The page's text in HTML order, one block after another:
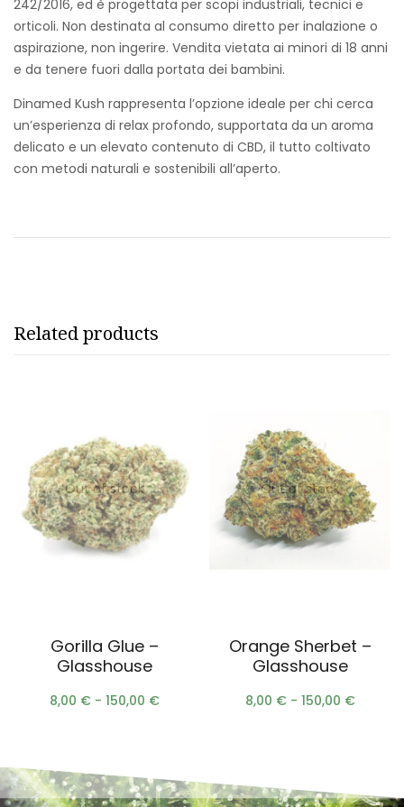
242/2016, ed è progettata per scopi industriali, tecnici e
orticoli. Non destinata al consumo diretto per inalazione o
aspirazione, non ingerire. Vendita vietata ai minori di 18 anni
e da tenere fuori dalla portata dei bambini.
Dinamed Kush rappresenta l’opzione ideale per chi cerca
un’esperienza di relax profondo, supportata da un aroma
delicato e un elevato contenuto di CBD, il tutto coltivato
con metodi naturali e sostenibili all’aperto.
Related products
Out of stock
Gorilla Glue –
Glasshouse
8,00 € - 150,00 €
Out of stock
Orange Sherbet –
Glasshouse
8,00 € - 150,00 €